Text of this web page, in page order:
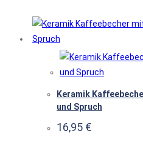
Keramik
und Spruch
16,95 €